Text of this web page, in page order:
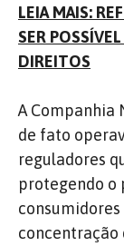
LEIA MAIS:
SER
DIREITOS
A Companhia
de fato
reguladores
protegendo o
consumidores